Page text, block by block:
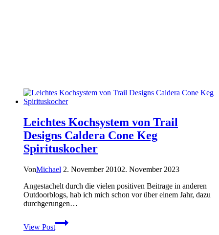
Leichtes Kochsystem von Trail
Designs Caldera Cone Keg
Spirituskocher
VonMichael 2. November 20102. November 2023
Angestachelt durch die vielen positiven Beitrage in anderen
Outdoorblogs, hab ich mich schon vor über einem Jahr, dazu
durchgerungen…
View Post
Leichtes
Kochsystem